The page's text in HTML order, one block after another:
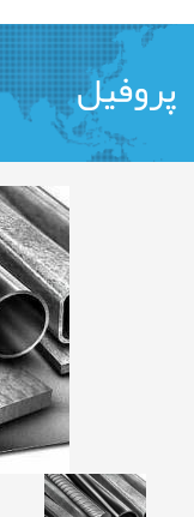
منوی
کاربری
پروفیل